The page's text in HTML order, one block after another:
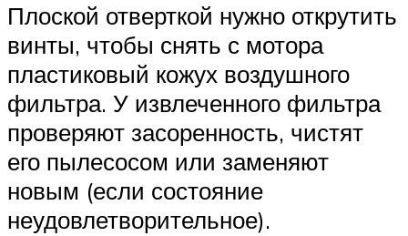
Плоской отверткой нужно открутить
винты, чтобы снять с мотора
пластиковый кожух воздушного
фильтра. У извлеченного фильтра
проверяют засоренность, чистят
его пылесосом или заменяют
новым (если состояние
неудовлетворительное).